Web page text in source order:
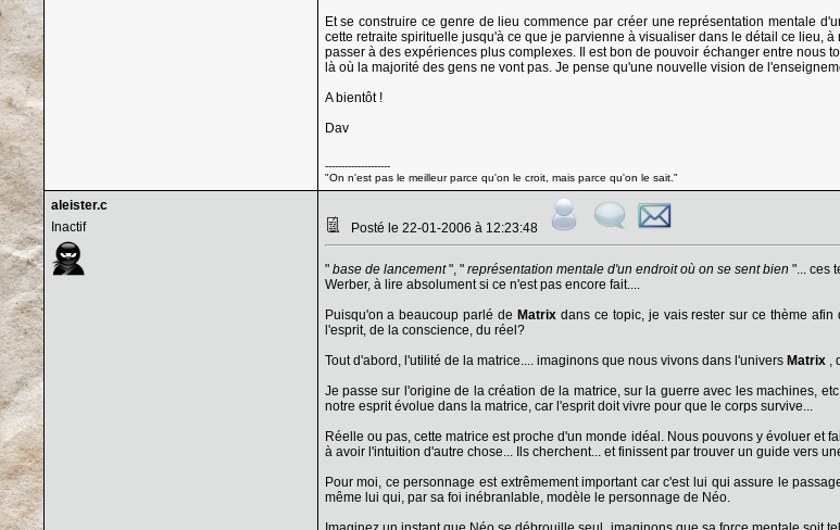
Et se construire ce genre de lieu commence par créer une représentation mentale
cette retraite spirituelle jusqu'à ce que je parvienne à visualiser dans le détail ce lieu,
passer à des expériences plus complexes. Il est bon de pouvoir échanger entre nous
là où la majorité des gens ne vont pas. Je pense qu'une nouvelle vision de
A bientôt !
Dav
--------------------
"On n'est pas le meilleur parce qu'on le croit, mais parce qu'on le sait."
aleister.c
Inactif
Posté le 22-01-2006 à 12:23:48
"base de lancement", "représentation mentale d'un endroit où on se sent bien "... ces
Werber, à lire absolument si ce n'est pas encore fait....
Puisqu'on a beaucoup parlé de Matrix dans ce topic, je vais rester sur ce thème
l'esprit, de la conscience, du réel?
Tout d'abord, l'utilité de la matrice.... imaginons que nous vivons dans l'univers Matrix ,
Je passe sur l'origine de la création de la matrice, sur la guerre avec les machines,
notre esprit évolue dans la matrice, car l'esprit doit vivre pour que le corps survive...
Réelle ou pas, cette matrice est proche d'un monde idéal. Nous pouvons y évoluer et
à avoir l'intuition d'autre chose... Ils cherchent... et finissent par trouver un guide vers
Pour moi, ce personnage est extrêmement important car c'est lui qui assure le
même lui qui, par sa foi inébranlable, modèle le personnage de Néo.